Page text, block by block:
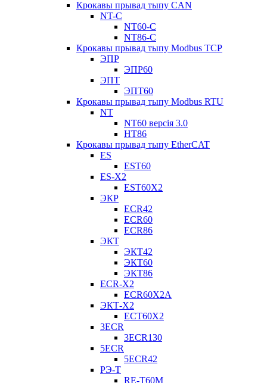
Крокавы прывад тыпу CAN
NT-C
NT60-C
NT86-C
Крокавы прывад тыпу Modbus TCP
ЭПР
ЭПР60
ЭПТ
ЭПТ60
Крокавы прывад тыпу Modbus RTU
NT
NT60 версія 3.0
НТ86
Крокавы прывад тыпу EtherCAT
ES
EST60
ES-X2
EST60X2
ЭКР
ECR42
ECR60
ECR86
ЭКТ
ЭКТ42
ЭКТ60
ЭКТ86
ECR-X2
ECR60X2A
ЭКТ-X2
ECT60X2
3ECR
3ECR130
5ECR
5ECR42
РЭ-Т
RE-T60M